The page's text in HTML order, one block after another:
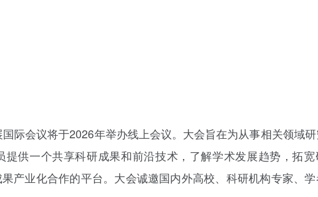
际会议将于2026年举办线上会议。大会旨在为从事相关领域
供一个共享科研成果和前沿技术，了解学术发展趋势，拓
产业化合作的平台。大会诚邀国内外高校、科研机构专家、